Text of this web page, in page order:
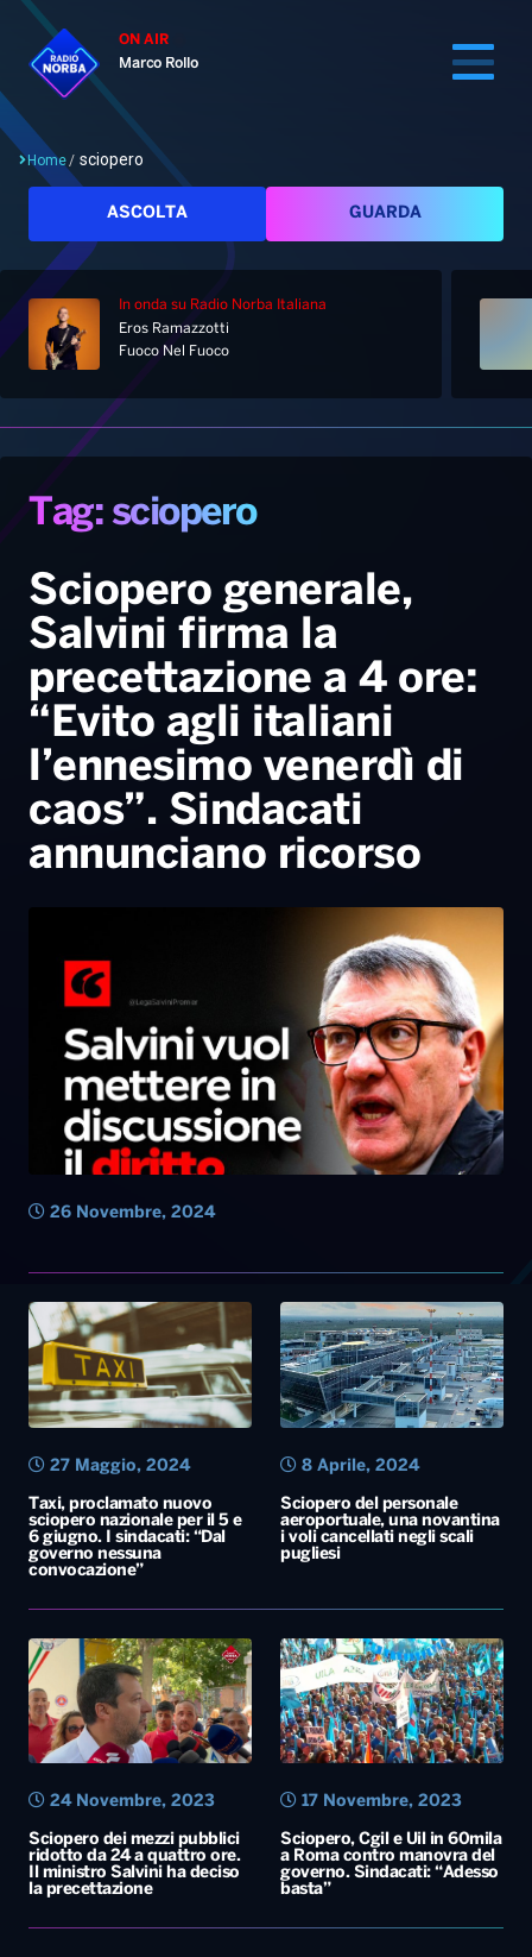
ON AIR
Marco Rollo
Home
Palinsesto
Hit Dance
Giochi&Concorsi
PALATOUR
Notizie
Locali
Musica e Spettacolo
Sport
Radio Norba Consiglia
Leggerissime
Playlist
Generale
Novità
Notiziario
Interviste
Oroscopo
Speciale Astrabilia 2026
Gallery
Radio Norba News TV
Voce al Bari
Battiti Live 2026
Gallery
Home/ sciopero
ASCOLTA GUARDA
In onda su Radio Norba Italiana
Eros Ramazzotti
Fuoco Nel Fuoco
Tag: sciopero
Sciopero generale,
Salvini firma la
precettazione a 4 ore:
“Evito agli italiani
l’ennesimo venerdì di
caos”. Sindacati
annunciano ricorso
26 Novembre, 2024
Taxi, proclamato nuovo
sciopero nazionale per il 5 e
6 giugno. I sindacati: “Dal
governo nessuna
convocazione”
27 Maggio, 2024
Sciopero del personale
aeroportuale, una novantina
i voli cancellati negli scali
pugliesi
8 Aprile, 2024
Sciopero dei mezzi pubblici
ridotto da 24 a quattro ore.
Il ministro Salvini ha deciso
la precettazione
24 Novembre, 2023
Sciopero, Cgil e Uil in 60mila
a Roma contro manovra del
governo. Sindacati: “Adesso
basta”
17 Novembre, 2023